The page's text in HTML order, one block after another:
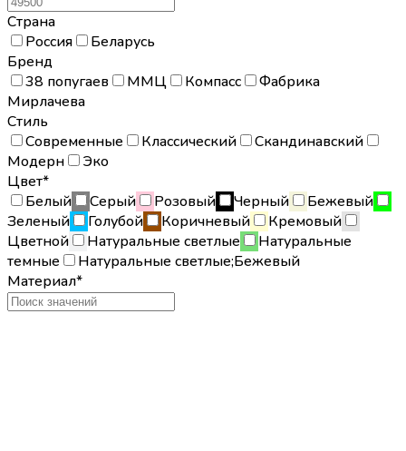
Страна
Россия
Беларусь
Бренд
38 попугаев
ММЦ Компасс
Фабрика
Мирлачева
Стиль
Современные
Классический
Скандинавский
Модерн
Эко
Цвет*
Белый
Серый Розовый Черный
Бежевый
Зеленый
Голубой Коричневый
Кремовый
Цветной
Натуральные светлые
Натуральные
темные
Натуральные светлые;Бежевый
Материал*